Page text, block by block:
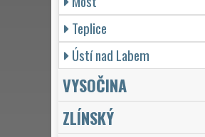
Teplice
Ústí nad Labem
VYSOČINA
ZLÍNSKÝ